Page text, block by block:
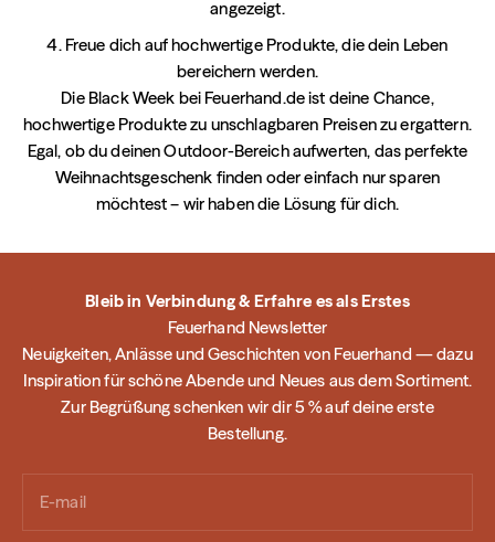
angezeigt.
Freue dich auf hochwertige Produkte, die dein Leben
bereichern werden.
Die Black Week bei Feuerhand.de ist deine Chance,
hochwertige Produkte zu unschlagbaren Preisen zu ergattern.
Egal, ob du deinen Outdoor-Bereich aufwerten, das perfekte
Weihnachtsgeschenk finden oder einfach nur sparen
möchtest – wir haben die Lösung für dich.
Bleib in Verbindung & Erfahre es als Erstes
Feuerhand Newsletter
Neuigkeiten, Anlässe und Geschichten von Feuerhand — dazu
Inspiration für schöne Abende und Neues aus dem Sortiment.
Zur Begrüßung schenken wir dir 5 % auf deine erste
Bestellung.
E-mail